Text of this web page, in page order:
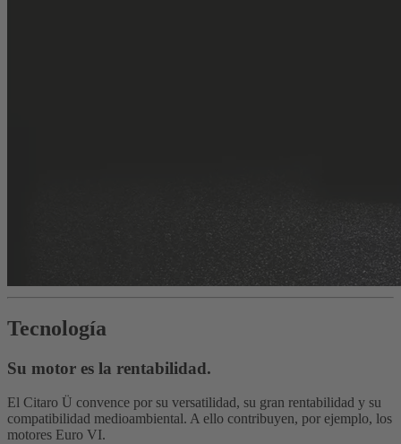
Tecnología
Su motor es la rentabilidad.
El Citaro Ü convence por su versatilidad, su gran rentabilidad y su
compatibilidad medioambiental. A ello contribuyen, por ejemplo, los
motores Euro VI.